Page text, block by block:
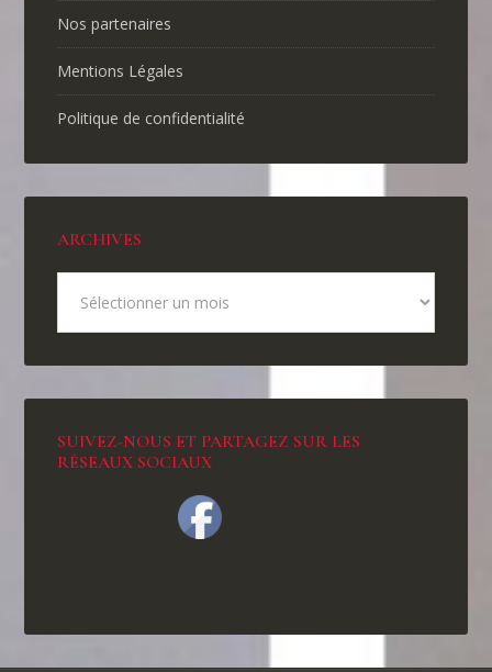
Nos partenaires
Mentions Légales
Politique de confidentialité
ARCHIVES
SUIVEZ-NOUS ET PARTAGEZ SUR LES
RÉSEAUX SOCIAUX